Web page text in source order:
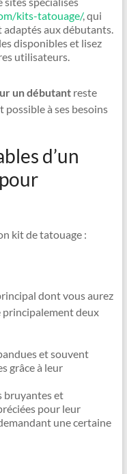
kits-tatouage/, qui
aux débutants.
disponibles et lisez
utilisateurs.
un débutantreste
à ses besoins
d’un
kit de tatouage :
dont vous aurez
deux
et souvent
grâce à leur
bruyantes et
pour leur
une certaine